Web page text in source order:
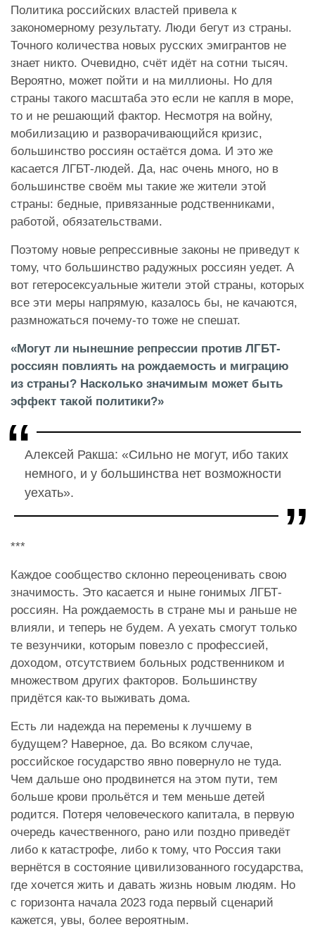
Политика российских властей привела к
закономерному результату. Люди бегут из страны.
Точного количества новых русских эмигрантов не
знает никто. Очевидно, счёт идёт на сотни тысяч.
Вероятно, может пойти и на миллионы. Но для
страны такого масштаба это если не капля в море,
то и не решающий фактор. Несмотря на войну,
мобилизацию и разворачивающийся кризис,
большинство россиян остаётся дома. И это же
касается ЛГБТ-людей. Да, нас очень много, но в
большинстве своём мы такие же жители этой
страны: бедные, привязанные родственниками,
работой, обязательствами.
Поэтому новые репрессивные законы не приведут к
тому, что большинство радужных россиян уедет. А
вот гетеросексуальные жители этой страны, которых
все эти меры напрямую, казалось бы, не качаются,
размножаться почему-то тоже не спешат.
«Могут ли нынешние репрессии против ЛГБТ-
россиян повлиять на рождаемость и миграцию
из страны? Насколько значимым может быть
эффект такой политики?»
Алексей Ракша: «Сильно не могут, ибо таких
немного, и у большинства нет возможности
уехать».
***
Каждое сообщество склонно переоценивать свою
значимость. Это касается и ныне гонимых ЛГБТ-
россиян. На рождаемость в стране мы и раньше не
влияли, и теперь не будем. А уехать смогут только
те везунчики, которым повезло с профессией,
доходом, отсутствием больных родственником и
множеством других факторов. Большинству
придётся как-то выживать дома.
Есть ли надежда на перемены к лучшему в
будущем? Наверное, да. Во всяком случае,
российское государство явно повернуло не туда.
Чем дальше оно продвинется на этом пути, тем
больше крови прольётся и тем меньше детей
родится. Потеря человеческого капитала, в первую
очередь качественного, рано или поздно приведёт
либо к катастрофе, либо к тому, что Россия таки
вернётся в состояние цивилизованного государства,
где хочется жить и давать жизнь новым людям. Но
с горизонта начала 2023 года первый сценарий
кажется, увы, более вероятным.